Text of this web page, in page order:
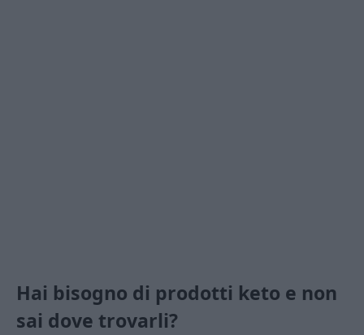
Hai bisogno di prodotti keto e non
sai dove trovarli?